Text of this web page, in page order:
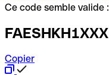
Ce code semble valide :
FAESHKH1XXX
Copier